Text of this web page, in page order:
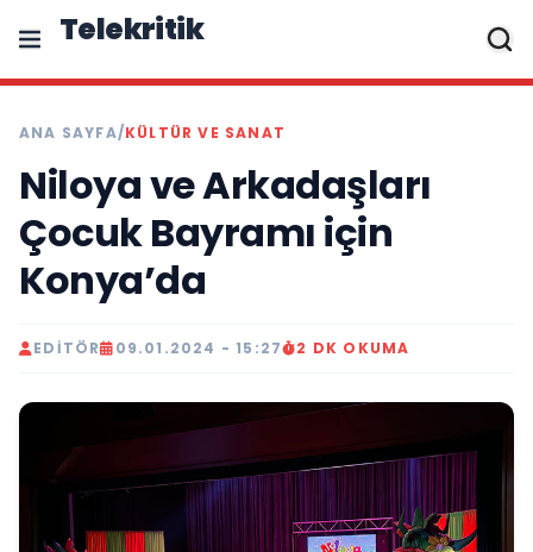
Telekritik
ANA SAYFA/KÜLTÜR VE SANAT
Niloya ve Arkadaşları
Çocuk Bayramı için
Konya’da
EDITÖR 09.01.2024 - 15:27 2 DK OKUMA